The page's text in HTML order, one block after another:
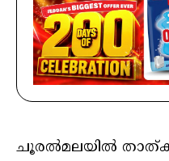
ചൂരല്‍മലയില്‍